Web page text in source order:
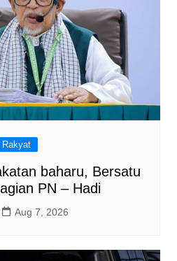
Rakyat
baharu, Bersatu
PN – Hadi
Aug 7, 2026